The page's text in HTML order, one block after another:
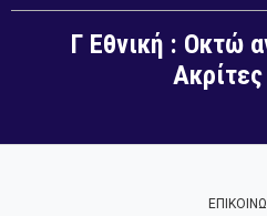
Γ Εθνική : Οκτώ